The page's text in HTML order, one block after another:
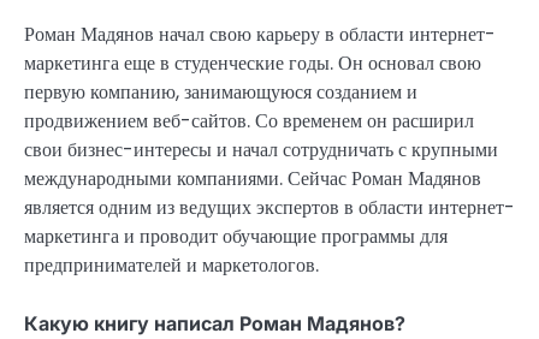
Роман Мадянов начал свою карьеру в области интернет-
маркетинга еще в студенческие годы. Он основал свою
первую компанию, занимающуюся созданием и
продвижением веб-сайтов. Со временем он расширил
свои бизнес-интересы и начал сотрудничать с крупными
международными компаниями. Сейчас Роман Мадянов
является одним из ведущих экспертов в области интернет-
маркетинга и проводит обучающие программы для
предпринимателей и маркетологов.
Какую книгу написал Роман Мадянов?